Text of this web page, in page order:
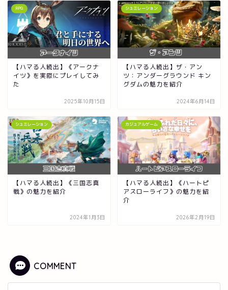
RPG
【ハマる人続出】《アークナ
イツ》を実際にプレイしてみ
た
2025年10月15日
シュミレーション
【ハマる人続出】ザ・アン
ツ：アンダーグラウンド キン
グダムの魅力を紹介
2024年6月14日
シュミレーション
【ハマる人続出】《三国志真
戦》の魅力を紹介
2024年1月3日
カジュアルゲーム
【ハマる人続出】《ハートピ
アスローライフ》の魅力を紹
介
2026年2月19日
COMMENT